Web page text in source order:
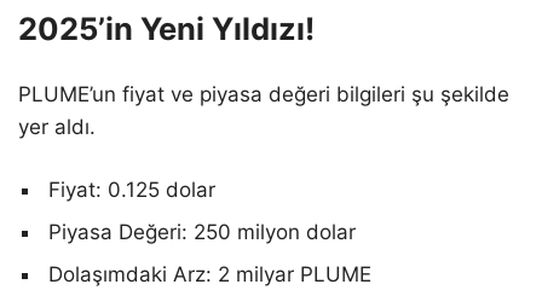
2025’in Yeni Yıldızı!
PLUME’un fiyat ve piyasa değeri bilgileri şu şekilde
yer aldı.
Fiyat: 0.125 dolar
Piyasa Değeri: 250 milyon dolar
Dolaşımdaki Arz: 2 milyar PLUME